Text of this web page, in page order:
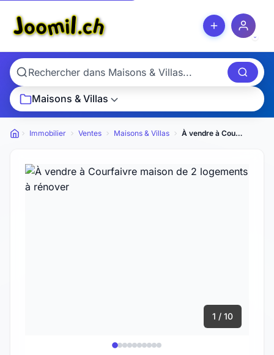
Maisons & Villas
Petites annonces
Immobilier Ventes Maisons & Villas À vendre à Courfaivre maison de 2 logements à rénover
1 / 10